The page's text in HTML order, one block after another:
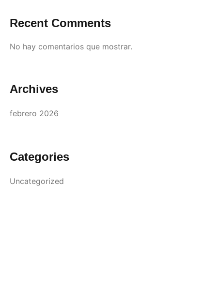
Recent Comments
No hay comentarios que mostrar.
Archives
febrero 2026
Categories
Uncategorized